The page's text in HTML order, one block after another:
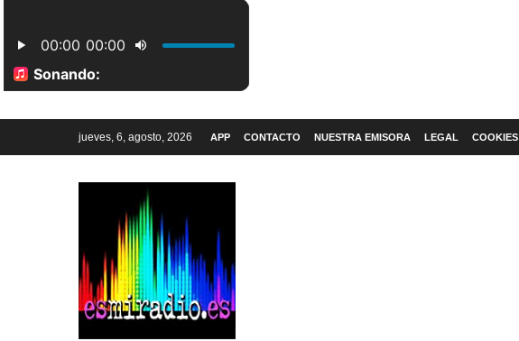
jueves, 6, agosto, 2026 APP CONTACTO NUESTRA EMISORA LEGAL COOKIES